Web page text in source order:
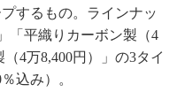
するもの。ラインナッ
「平織りカーボン製（4
4万8,400円）」の3タイ
込み）。